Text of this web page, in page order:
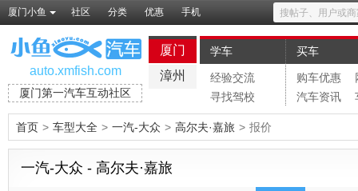
厦门小鱼 社区 分类 优惠 手机
auto.xmfish.com
厦门第一汽车互动社区
厦门
漳州
学车
经验交流
寻找驾校
买车
购车优惠
汽车资讯
首页 > 车型大全 > 一汽-大众 > 高尔夫·嘉旅 > 报价
一汽-大众 - 高尔夫·嘉旅